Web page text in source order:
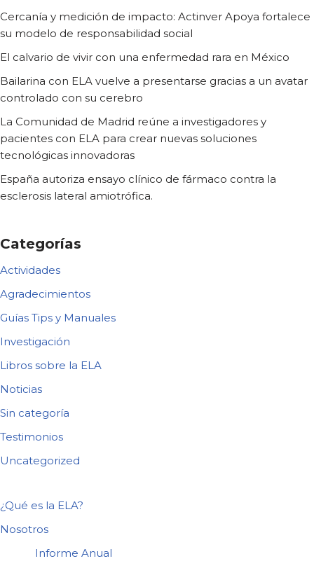
Cercanía y medición de impacto: Actinver Apoya fortalece
su modelo de responsabilidad social
El calvario de vivir con una enfermedad rara en México
Bailarina con ELA vuelve a presentarse gracias a un avatar
controlado con su cerebro
La Comunidad de Madrid reúne a investigadores y
pacientes con ELA para crear nuevas soluciones
tecnológicas innovadoras
España autoriza ensayo clínico de fármaco contra la
esclerosis lateral amiotrófica.
Categorías
Actividades
Agradecimientos
Guías Tips y Manuales
Investigación
Libros sobre la ELA
Noticias
Sin categoría
Testimonios
Uncategorized
¿Qué es la ELA?
Nosotros
Informe Anual